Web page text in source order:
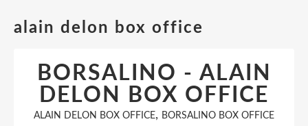
alain delon box office
BORSALINO - ALAIN
DELON BOX OFFICE
ALAIN DELON BOX OFFICE, BORSALINO BOX OFFICE